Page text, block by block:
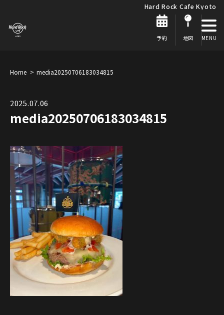
Hard Rock Cafe Kyoto
予約 地図
Home media20250706183034815
2025.07.06
media20250706183034815